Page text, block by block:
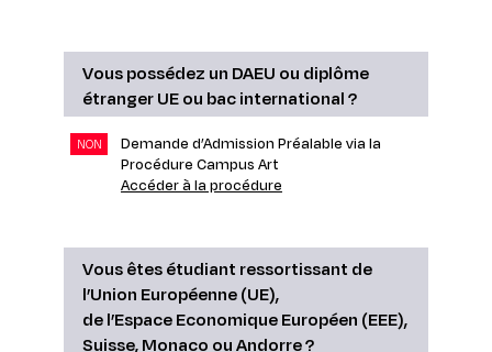
Vous possédez un DAEU ou diplôme
étranger UE ou bac international ?
NON
Demande d’Admission Préalable via la
Procédure Campus Art
Accéder à la procédure
Vous êtes étudiant ressortissant de
l’Union Européenne (UE),
de l’Espace Economique Européen (EEE),
Suisse, Monaco ou Andorre ?